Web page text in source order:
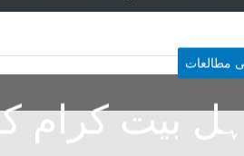
مطالعات
بیت کرام